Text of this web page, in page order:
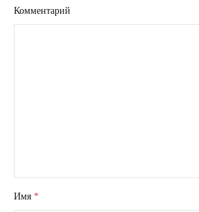
Комментарий
Имя *